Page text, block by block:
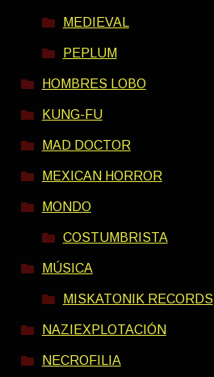
MEDIEVAL
PEPLUM
HOMBRES LOBO
KUNG-FU
MAD DOCTOR
MEXICAN HORROR
MONDO
COSTUMBRISTA
MÚSICA
MISKATONIK RECORDS
NAZIEXPLOTACIÓN
NECROFILIA